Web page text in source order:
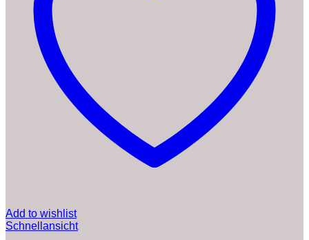
Add to wishlist
Schnellansicht